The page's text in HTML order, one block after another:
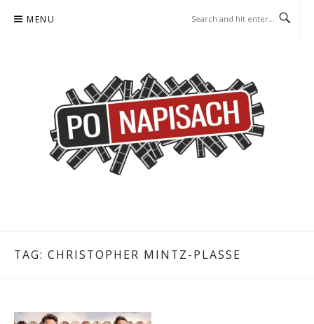
MENU
TAG: CHRISTOPHER MINTZ-PLASSE